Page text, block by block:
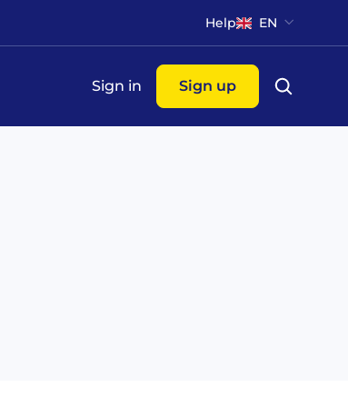
Help EN
Sign in Sign up